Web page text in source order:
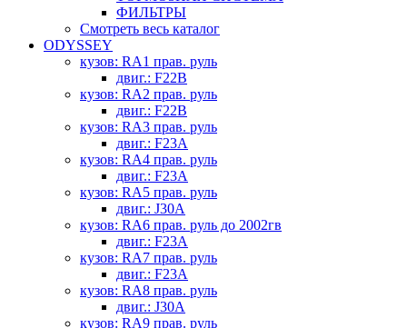
ФИЛЬТРЫ
Смотреть весь каталог
ODYSSEY
кузов: RA1 прав. руль
двиг.: F22B
кузов: RA2 прав. руль
двиг.: F22B
кузов: RA3 прав. руль
двиг.: F23A
кузов: RA4 прав. руль
двиг.: F23A
кузов: RA5 прав. руль
двиг.: J30A
кузов: RA6 прав. руль до 2002гв
двиг.: F23A
кузов: RA7 прав. руль
двиг.: F23A
кузов: RA8 прав. руль
двиг.: J30A
кузов: RA9 прав. руль